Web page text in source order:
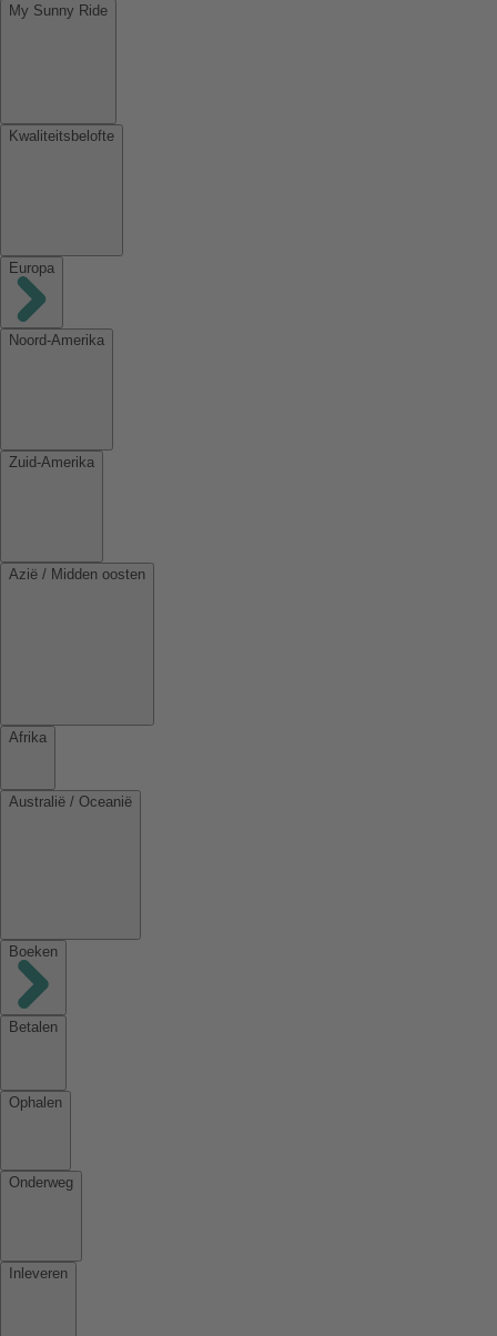
My Sunny Ride
Kwaliteitsbelofte
Europa
Noord-Amerika
Zuid-Amerika
Azië / Midden oosten
Afrika
Australië / Oceanië
Boeken
Betalen
Ophalen
Onderweg
Inleveren